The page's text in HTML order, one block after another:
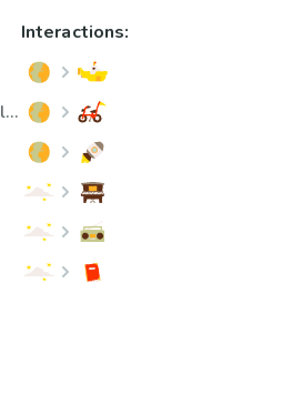
Freddie e la corsa in bicicletta più pazza del mondo
Interactions: